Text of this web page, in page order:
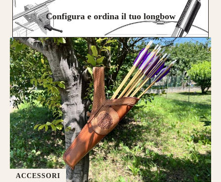
Configura e ordina il tuo longbow
ACCESSORI